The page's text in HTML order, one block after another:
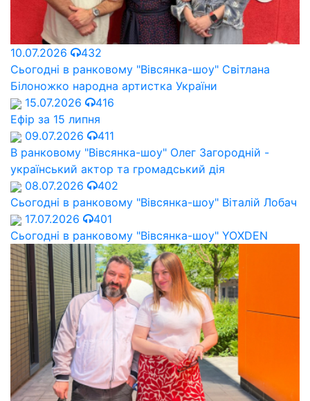
10.07.2026
432
Сьогодні в ранковому "Вівсянка-шоу" Cвітлана
Білоножко народна артистка України
15.07.2026
416
Ефір за 15 липня
09.07.2026
411
В ранковому "Вівсянка-шоу" Олег Загородній -
український актор та громадський дія
08.07.2026
402
Сьогодні в ранковому "Вівсянка-шоу" Віталій Лобач
17.07.2026
401
Сьогодні в ранковому "Вівсянка-шоу" YOXDEN